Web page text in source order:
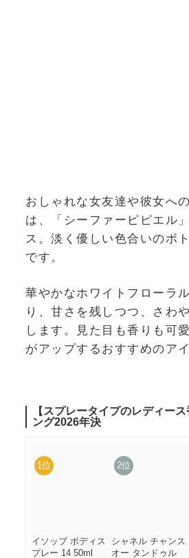
おしゃれな女友達や彼女へ
は、「シーファーピピエル
ス。淡く優しい色合いのボ
です。
華やかなホワイトフローラ
り、甘さを残しつつ、さわ
します。見た目も香りも可
がアップするおすすめのア